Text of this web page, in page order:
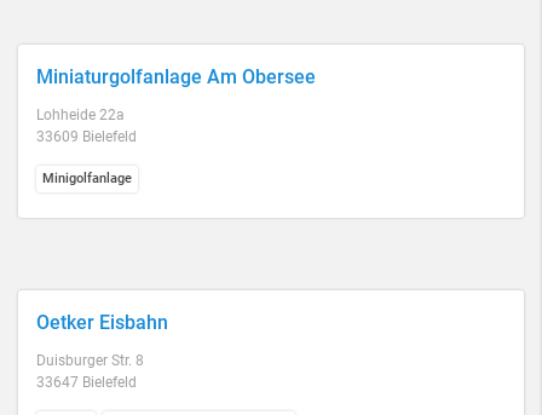
Miniaturgolfanlage Am Obersee
Lohheide 22a
33609 Bielefeld
Minigolfanlage
Oetker Eisbahn
Duisburger Str. 8
33647 Bielefeld